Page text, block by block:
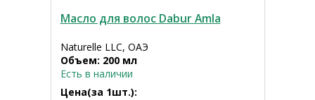
Масло для волос Dabur Amla
Naturelle LLC, ОАЭ
Объем: 200 мл
Есть в наличии
Цена(за 1шт.):